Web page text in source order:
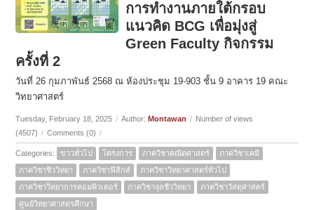
การทำงานภายใต้กรอบ
แนวคิด BCG เพื่อมุ่งสู่
Green Faculty กิจกรรม
ครั้งที่ 2
วันที่ 26 กุมภาพันธ์ 2568 ณ ห้องประชุม 19-903 ชั้น 9 อาคาร 19 คณะ
วิทยาศาสตร์
Tuesday, February 18, 2025 / Author:Montawan / Number of views
(4507) / Comments (0) /
Categories: ข่าวทั่วไป โครงการ ภาควิชาคณิตศาสตร์
ภาควิชาเคมี
ภาควิชาชีววิทยา
ภาควิชาฟิสิกส์
ภาควิชาวิทยาศาสตร์ทั่วไป
ภาควิชาวิทยาการคอมพิวเตอร์
ภาควิชาจุลชีววิทยา
ภาควิชาวัสดุศาสตร์
ศูนย์วิทยาศาสตรศึกษา